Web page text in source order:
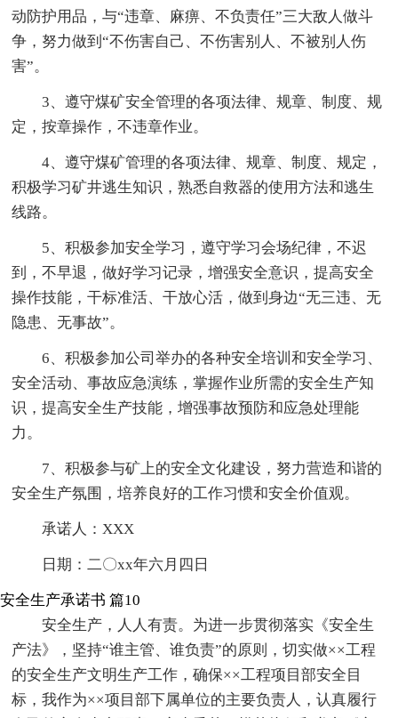
动防护用品，与“违章、麻痹、不负责任”三大敌人做斗
争，努力做到“不伤害自己、不伤害别人、不被别人伤
害”。
3、遵守煤矿安全管理的各项法律、规章、制度、规
定，按章操作，不违章作业。
4、遵守煤矿管理的各项法律、规章、制度、规定，
积极学习矿井逃生知识，熟悉自救器的使用方法和逃生
线路。
5、积极参加安全学习，遵守学习会场纪律，不迟
到，不早退，做好学习记录，增强安全意识，提高安全
操作技能，干标准活、干放心活，做到身边“无三违、无
隐患、无事故”。
6、积极参加公司举办的各种安全培训和安全学习、
安全活动、事故应急演练，掌握作业所需的安全生产知
识，提高安全生产技能，增强事故预防和应急处理能
力。
7、积极参与矿上的安全文化建设，努力营造和谐的
安全生产氛围，培养良好的工作习惯和安全价值观。
承诺人：XXX
日期：二〇xx年六月四日
安全生产承诺书 篇10
安全生产，人人有责。为进一步贯彻落实《安全生
产法》，坚持“谁主管、谁负责”的原则，切实做××工程
的安全生产文明生产工作，确保××工程项目部安全目
标，我作为××项目部下属单位的主要负责人，认真履行